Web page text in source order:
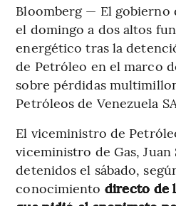
Bloomberg — El gobierno
el domingo a dos altos
energético tras la
de Petróleo en el marco
sobre pérdidas
Petróleos de Venezuela
El viceministro de
viceministro de Gas, Juan
detenidos el sábado,
conocimiento directo de